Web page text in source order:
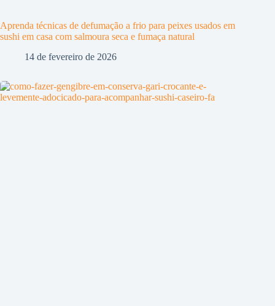
Aprenda técnicas de defumação a frio para peixes usados em
sushi em casa com salmoura seca e fumaça natural
14 de fevereiro de 2026